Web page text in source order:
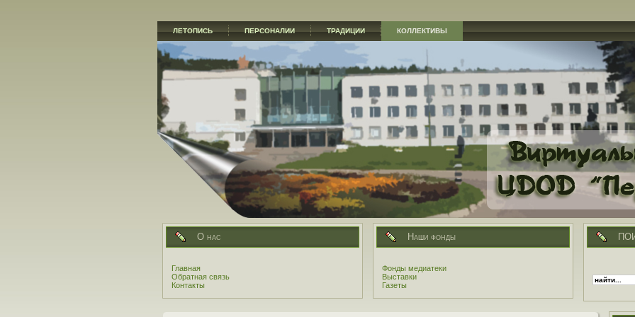
ЛЕТОПИСЬ ПЕРСОНАЛИИ ТРАДИЦИИ КОЛЛЕКТИВЫ
О нас
Главная
Обратная связь
Контакты
Наши фонды
Фонды медиатеки
Выставки
Газеты